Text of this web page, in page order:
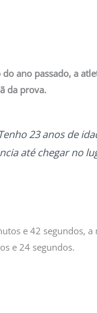
ano passado, a
da prova.
23 anos de
até chegar no
e 42 segundos,
e 24 segundos.